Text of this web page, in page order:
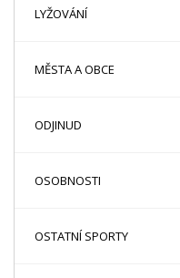
LYŽOVÁNÍ
MĚSTA A OBCE
ODJINUD
OSOBNOSTI
OSTATNÍ SPORTY